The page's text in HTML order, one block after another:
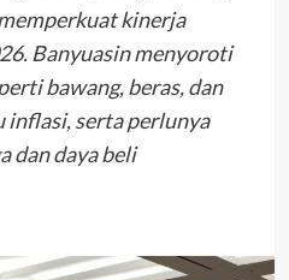
kinerja
Banyuasin menyoroti
bawang, beras, dan
inflasi, serta perlunya
dan daya beli